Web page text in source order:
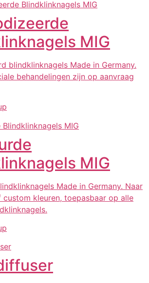
MIG
blindklinknagels Made in Germany.
behandelingen zijn op aanvraag
MIG
Made in Germany. Naar
custom kleuren, toepasbaar op alle